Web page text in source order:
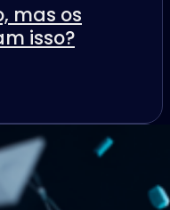
mas os
isso?